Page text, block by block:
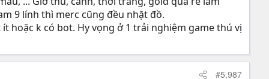
9 lính thì merc cũng đều nhặt đồ.
hoặc k có bot. Hy vọng ở 1 trải nghiệm game thú vị
#5,987